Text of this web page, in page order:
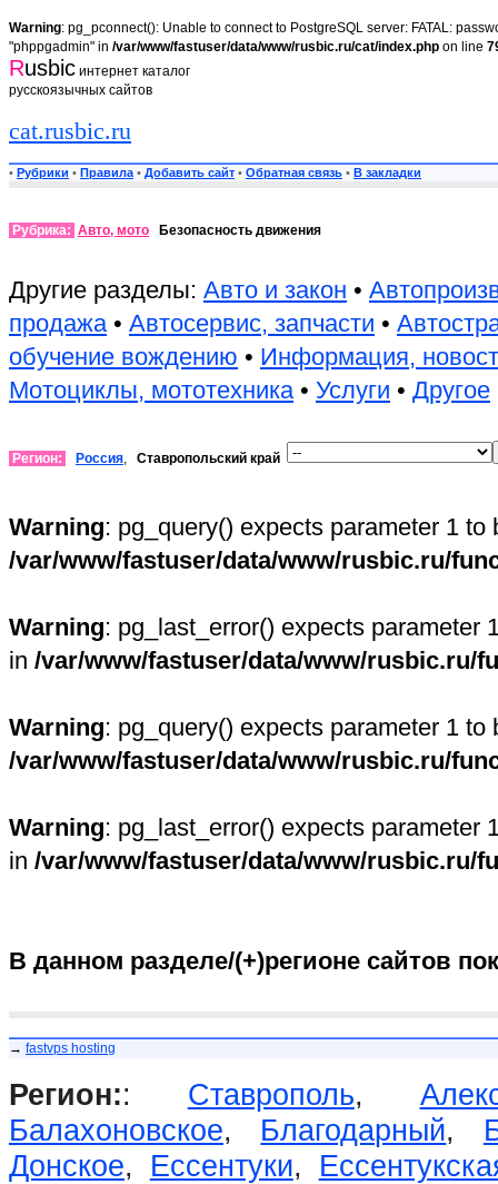
Warning: pg_pconnect(): Unable to connect to PostgreSQL server: FATAL:
"phppgadmin" in /var/www/fastuser/data/www/rusbic.ru/cat/index.php on line
Rusbic интернет каталог
русскоязычных сайтов
cat.rusbic.ru
• Рубрики • Правила • Добавить сайт • Обратная связь • В закладки
Рубрика: Авто, мото Безопасность движения
Другие разделы: Авто и закон •
продажа• Автосервис, запчасти •
обучение вождению • Информация,
Мотоциклы, мототехника• Услуги • Другое
Регион: Россия, Ставропольский край
Warning: pg_query() expects parameter 1
/var/www/fastuser/data/www/rusbic.ru/
Warning: pg_last_error() expects parameter
in /var/www/fastuser/data/www/rusbic.ru/
Warning: pg_query() expects parameter 1
/var/www/fastuser/data/www/rusbic.ru/
Warning: pg_last_error() expects parameter
in /var/www/fastuser/data/www/rusbic.ru/
В данном разделе/(+)регионе сайтов
→ fastvps hosting
Регион:: Ставрополь,
Балахоновское, Благодарный,
Донское, Ессентуки,